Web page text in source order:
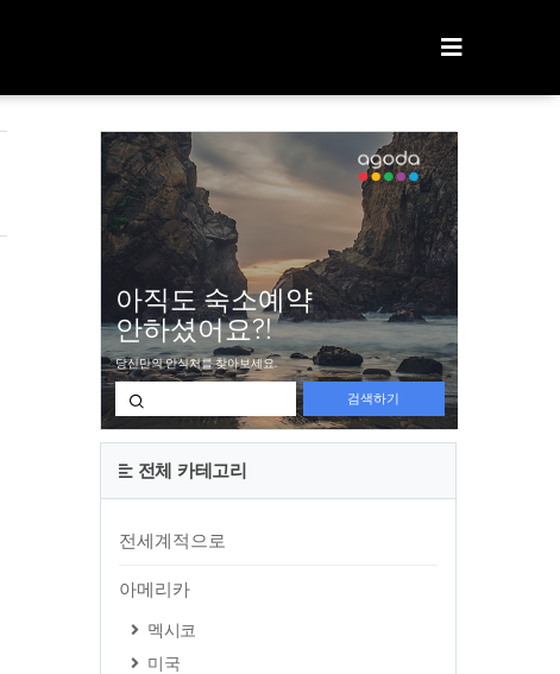
전체 카테고리
전세계적으로
아메리카
멕시코
미국